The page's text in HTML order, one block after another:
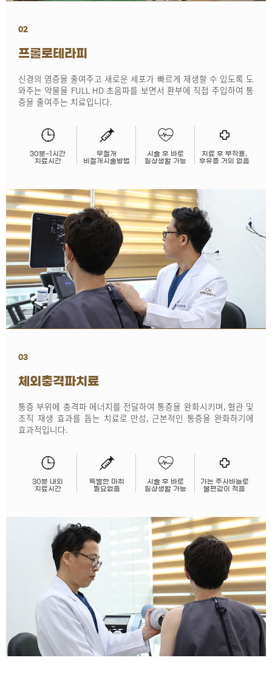
02
프롤로테라피
신경의 염증을 줄여주고 새로운 세포가 빠르게 재생할 수 있도록 도
와주는 약물을 FULL HD 초음파를 보면서 환부에 직접 주입하여 통
증을 줄여주는 치료입니다.
30분~1시간
치료시간
무절개
비절개시술방법
시술 후 바로
일상생활 가능
치료 후 부작용,
후유증 거의 없음
03
체외충격파치료
통증 부위에 충격파 에너지를 전달하여 통증을 완화시키며, 혈관 및
조직 재생 효과를 돕는 치료로 만성, 근본적인 통증을 완화하기에
효과적입니다.
30분 내외
치료시간
특별한 마취
필요없음
시술 후 바로
일상생활 가능
가는 주사바늘로
불편감이 적음